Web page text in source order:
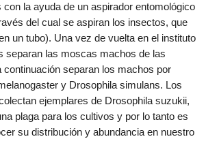
la ayuda de un aspirador entomológico
del cual se aspiran los insectos, que
un tubo). Una vez de vuelta en el instituto
separan las moscas machos de las
separan los machos por
y Drosophila simulans. Los
ejemplares de Drosophila suzukii,
plaga para los cultivos y por lo tanto es
su distribución y abundancia en nuestro